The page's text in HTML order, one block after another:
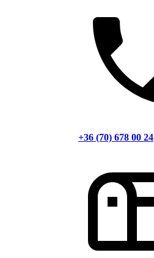
+36 (70) 678 00 24